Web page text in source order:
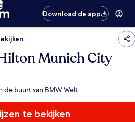
Download de app
Munich City
de buurt van BMW Welt
te bekijken